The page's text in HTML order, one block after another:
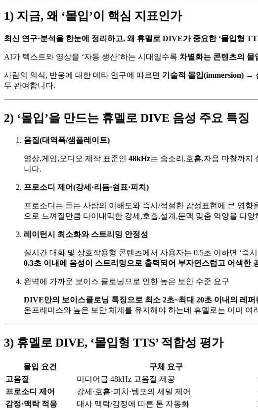
1) 지금, 왜 ‘몰입’이 핵심 지표인가
최신 연구·분석을 한눈에 정리하고, 왜 휴멜로 DIVE가 중요한 ‘몰입형
AI가 텍스트와 영상을 ‘자동 생산’하는 시대일수록 차별화는 콘텐츠의 몰
사람의 의식, 반응에 대한 메타 연구에 따르면 기술적 몰입(immersion) →
두 관여합니다.
2) ‘몰입’을 만드는 휴멜로 DIVE 음성 주요 특징
음질(대역폭/샘플레이트)
영상,게임,오디오 제작 표준인 48kHz는 숨소리,호흡,자음 마찰까지
니다.
프로소디 제어(강세·리듬·쉼표·피치)
프로소디는 듣는 사람의 이해도와 즉시/적절한 감정표현에 큰 영
으로 느껴질만큼 다이내믹한 강세,호흡,설계,문맥 맞춤 억양을 다
레이턴시 최소화와 스트리밍 안정성
실시간 대화 및 상호작용형 콘텐츠에서 사용자는 0.5초 이하면 ‘즉
0.3초 이내에 음성이 스트리밍으로 출력되어 부자연스럽고 어색한
완벽에 가까운 보이스 클로닝으로 인한 높은 보안 수준 요구
DIVE만의 보이스클로닝 특징으로 최소 2초~최대 20초 이내의 레
온프레미스와 높은 보안 체계를 유지해야 하는데 휴멜로는 이미
3) 휴멜로 DIVE, ‘몰입형 TTS’ 적합성 평가
몰입 요건 구체 요구
고음질
미디어급 48kHz 고음질 제공
프로소디 제어
강세·호흡·피치·템포의 세밀 제어
감정·맥락 적응
대사 맥락/감정에 따른 톤 자동화